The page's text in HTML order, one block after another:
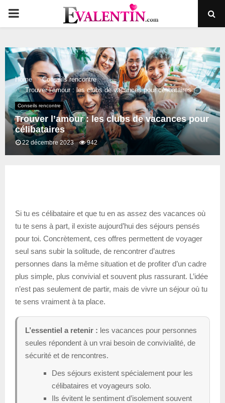
PRIMARY
Home
Conseils rencontre
Trouver l’amour : les clubs de vacances pour célibataires
Conseils rencontre
Trouver l’amour : les clubs de vacances pour
célibataires
22 décembre 2023 942
Si tu es célibataire et que tu en as assez des vacances où
tu te sens à part, il existe aujourd’hui des séjours pensés
pour toi. Concrètement, ces offres permettent de voyager
seul sans subir la solitude, de rencontrer d’autres
personnes dans la même situation et de profiter d’un cadre
plus simple, plus convivial et souvent plus rassurant. L’idée
n’est pas seulement de partir, mais de vivre un séjour où tu
te sens vraiment à ta place.
L’essentiel a retenir : les vacances pour personnes
seules répondent à un vrai besoin de convivialité, de
sécurité et de rencontres.
Des séjours existent spécialement pour les
célibataires et voyageurs solo.
Ils évitent le sentiment d’isolement souvent